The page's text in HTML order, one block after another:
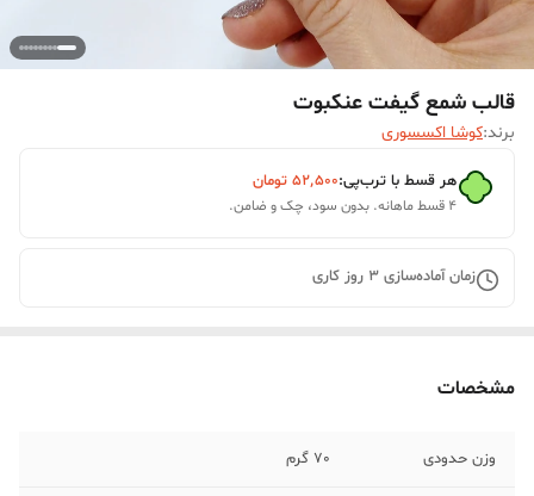
قالب شمع گیفت عنکبوت
برند:کوشا اکسسوری
هر قسط با ترب‌پی:۵۲٬۵۰۰ تومان
۴ قسط ماهانه. بدون سود، چک و ضامن.
زمان آماده‌سازی 3 روز کاری
مشخصات
وزن حدودی 70 گرم